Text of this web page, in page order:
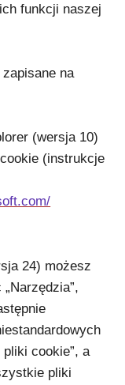
funkcji naszej
na
(wersja 10)
(instrukcje
24) możesz
cookie”, a
pliki